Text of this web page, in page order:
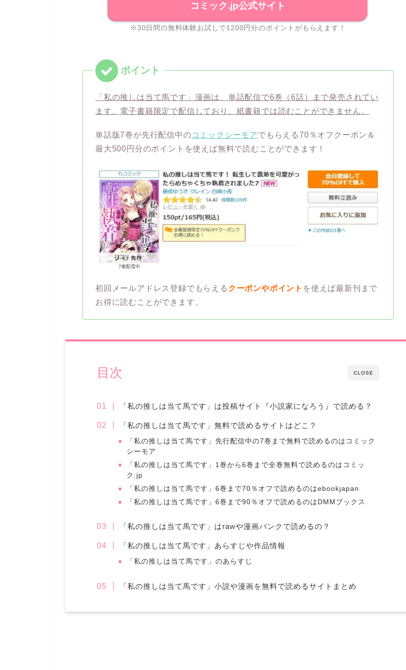
コミック.jp公式サイト
※30日間の無料体験お試しで1200円分のポイントがもらえます！
「私の推しは当て馬です」漫画は、単話配信で6巻（6話）まで発売されてい
ます。電子書籍限定で配信しており、紙書籍では読むことができません。
単話版7巻が先行配信中のコミックシーモアでもらえる70％オフクーポン＆
最大500円分のポイントを使えば無料で読むことができます！
初回メールアドレス登録でもらえる クーポンやポイント を使えば最新刊まで
お得に読むことができます。
CLOSE
目次
「私の推しは当て馬です」は投稿サイト『小説家になろう』で読める？
「私の推しは当て馬です」無料で読めるサイトはどこ？
「私の推しは当て馬です」先行配信中の7巻まで無料で読めるのはコミック
シーモア
「私の推しは当て馬です」1巻から6巻まで全巻無料で読めるのはコミッ
ク.jp
「私の推しは当て馬です」6巻まで70％オフで読めるのはebookjapan
「私の推しは当て馬です」6巻まで90％オフで読めるのはDMMブックス
「私の推しは当て馬です」はrawや漫画バンクで読めるの？
「私の推しは当て馬です」あらすじや作品情報
「私の推しは当て馬です」のあらすじ
「私の推しは当て馬です」小説や漫画を無料で読めるサイトまとめ